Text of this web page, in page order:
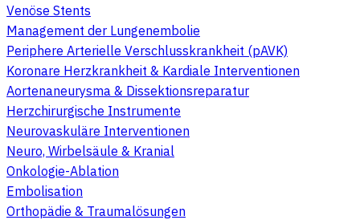
Venöse Stents
Management der Lungenembolie
Periphere Arterielle Verschlusskrankheit (pAVK)
Koronare Herzkrankheit & Kardiale Interventionen
Aortenaneurysma & Dissektionsreparatur
Herzchirurgische Instrumente
Neurovaskuläre Interventionen
Neuro, Wirbelsäule & Kranial
Onkologie-Ablation
Embolisation
Orthopädie & Traumalösungen